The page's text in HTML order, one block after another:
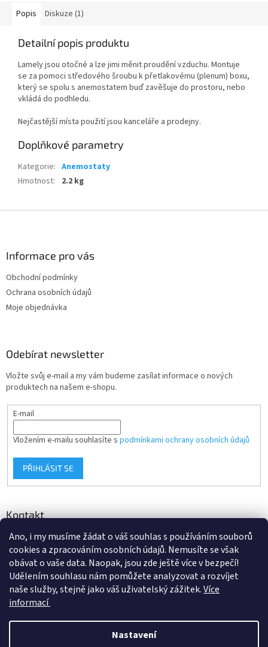
Ano, i my musíme žádat o váš souhlas s používáním souborů
cookies a zpracováním osobních údajů. Nemusíte se však
obávat o vaše data. Naopak, jsou zde ještě více v bezpečí!
Udělením souhlasu nám pomůžete analyzovat a rozvíjet
naše služby, stejně jako váš uživatelský zážitek.Více
informací
Nastavení
Popis Diskuze (1)
Detailní popis produktu
Lamely jsou otočné a lze jimi měnit proudění vzduchu. Montuje
se za pomoci středového šroubu k přetlakovému (plenum) boxu,
který se spolu s anemostatem buď zavěšuje do prostoru, nebo
vkládá do podhledu.
Nejčastější místa použití jsou kanceláře a prodejny.
Doplňkové parametry
Kategorie: Anemostaty
Hmotnost: 2.2 kg
Informace pro vás
Obchodní podmínky
Ochrana osobních údajů
Moje objednávka
Odebírat newsletter
Vložte svůj e-mail a my vám budeme zasílat informace o nových
produktech na našem e-shopu.
E-mail
Vložením e-mailu souhlasíte s podmínkami ochrany osobních údajů
PŘIHLÁSIT SE
Kontakt
info@d-klima.cz
+420 517 357 288